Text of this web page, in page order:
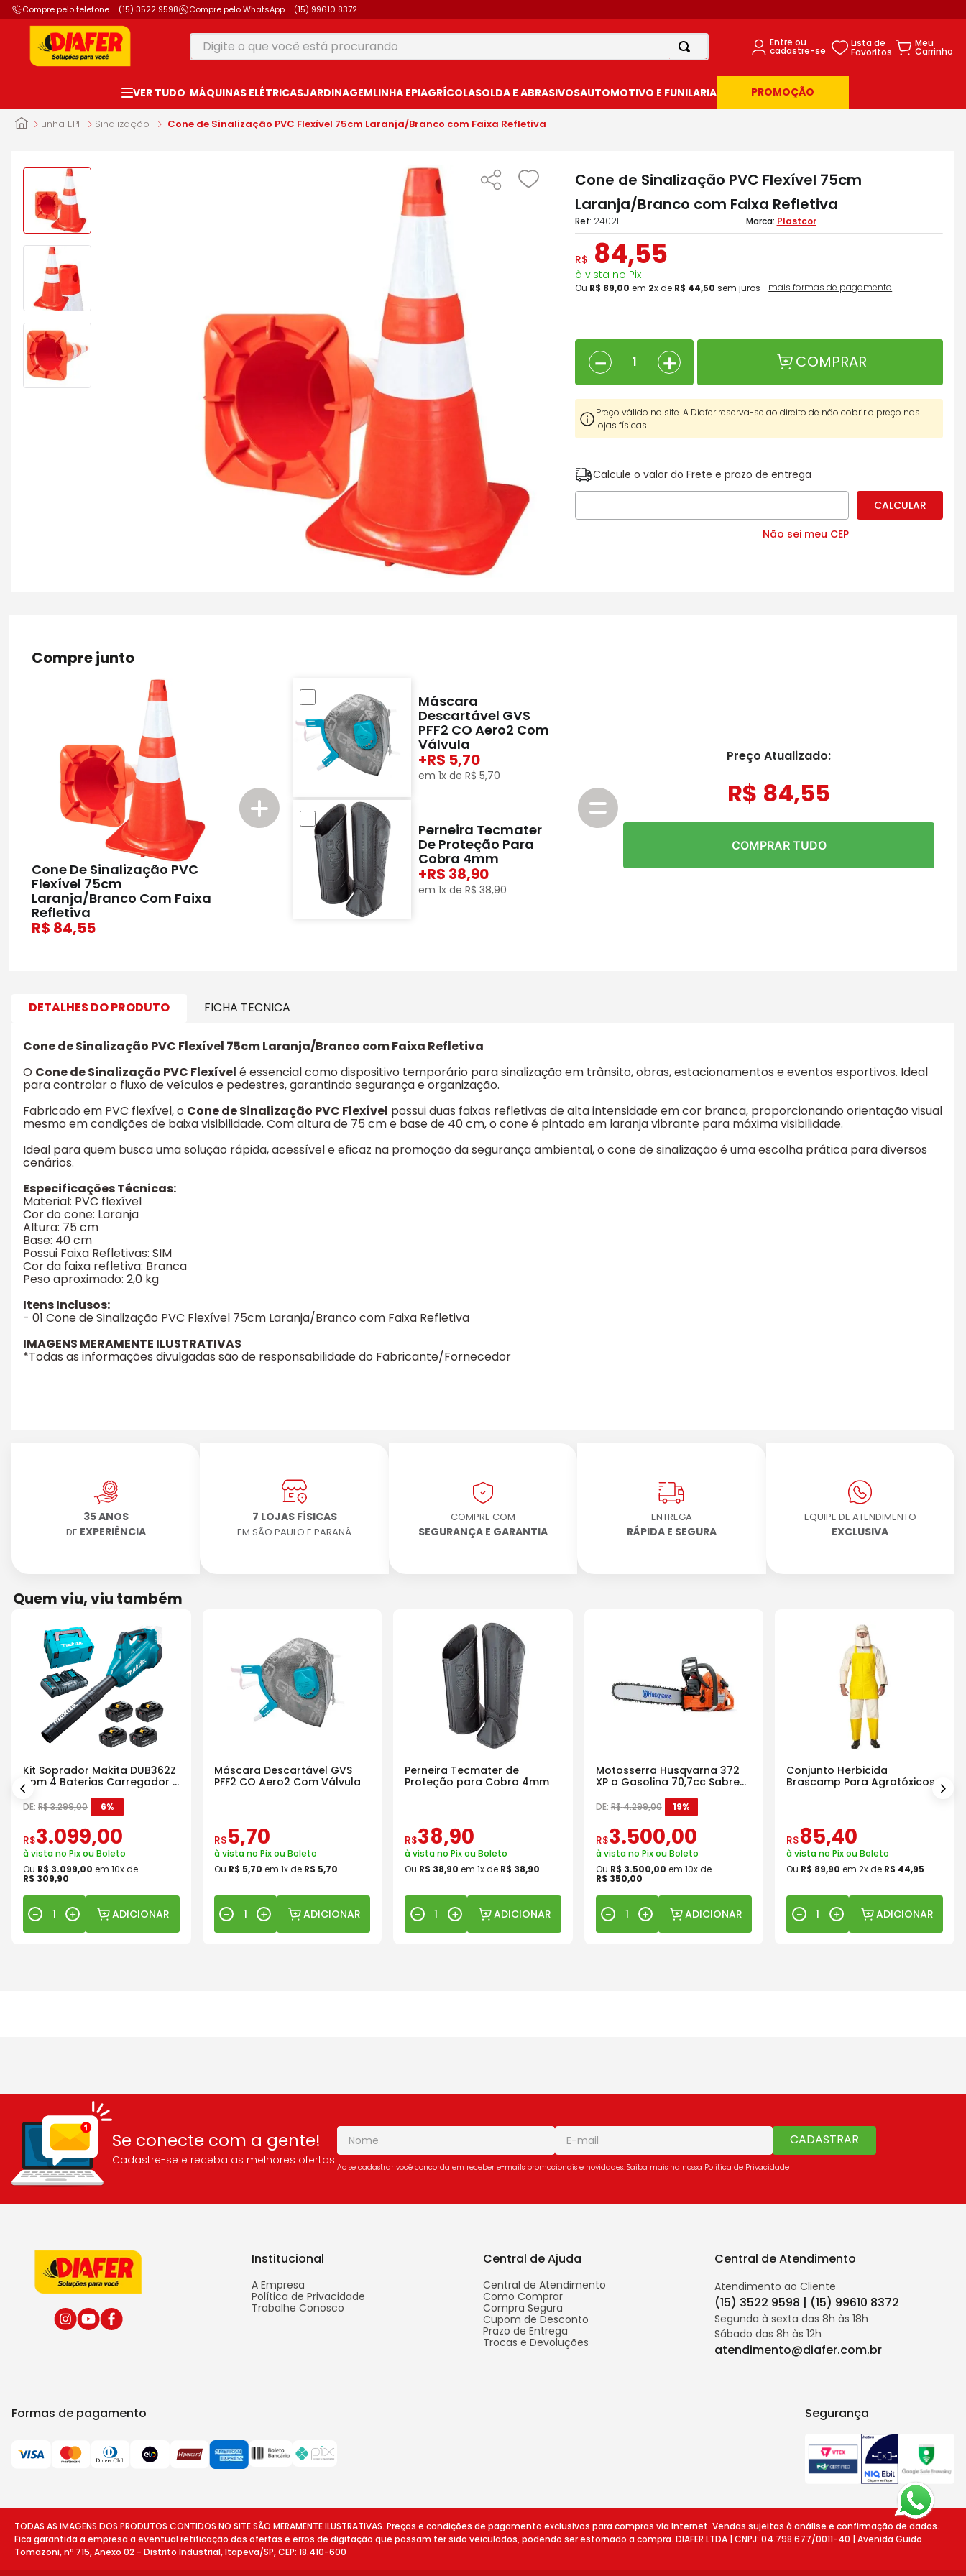
Compre pelo telefone (15) 3522 9598 Compre pelo WhatsApp (15) 99610 8372
Digite o que você está procurando
MÁQUINAS ELÉTRICASJARDINAGEMLINHA EPIAGRÍCOLASOLDA E ABRASIVOSAUTOMOTIVO E FUNILARIA PROMOÇÃO
Linha EPI Sinalização Cone de Sinalização PVC Flexível 75cm Laranja/Branco com Faixa Refletiva
Cone de Sinalização PVC Flexível 75cm
Laranja/Branco com Faixa Refletiva
: 24021 Plastcor
R$ 84,55
à vista no Pix
Ou R$ 89,00 em 2x de R$ 44,50 sem juros mais formas de pagamento
＋
－ COMPRAR
Preço válido no site. A Diafer reserva-se ao direito de não cobrir o preço nas
lojas físicas.
Calcule o valor do Frete e prazo de entrega
Não sei meu CEP
Compre junto
Cone De Sinalização PVC
Flexível 75cm
Laranja/Branco Com Faixa
Refletiva
84,55
Máscara
Descartável GVS
PFF2 CO Aero2 Com
Válvula
+ 5,70
em1x deR$ 5,70
Perneira Tecmater
De Proteção Para
Cobra 4mm
+ 38,90
em1x deR$ 38,90
Preço Atualizado:
R$ 84,55
COMPRAR TUDO
DETALHES DO PRODUTO FICHA TECNICA
Cone de Sinalização PVC Flexível 75cm Laranja/Branco com Faixa Refletiva
O Cone de Sinalização PVC Flexível é essencial como dispositivo temporário para sinalização em trânsito, obras, estacionamentos e eventos esportivos. Ideal
para controlar o fluxo de veículos e pedestres, garantindo segurança e organização.
Fabricado em PVC flexível, o Cone de Sinalização PVC Flexível possui duas faixas refletivas de alta intensidade em cor branca, proporcionando orientação visual
mesmo em condições de baixa visibilidade. Com altura de 75 cm e base de 40 cm, o cone é pintado em laranja vibrante para máxima visibilidade.
Ideal para quem busca uma solução rápida, acessível e eficaz na promoção da segurança ambiental, o cone de sinalização é uma escolha prática para diversos
cenários.
Especificações Técnicas:
Material: PVC flexível
Cor do cone: Laranja
Altura: 75 cm
Base: 40 cm
Possui Faixa Refletivas: SIM
Cor da faixa refletiva: Branca
Peso aproximado: 2,0 kg
Itens Inclusos:
- 01 Cone de Sinalização PVC Flexível 75cm Laranja/Branco com Faixa Refletiva
IMAGENS MERAMENTE ILUSTRATIVAS
*Todas as informações divulgadas são de responsabilidade do Fabricante/Fornecedor
35 ANOS
DE EXPERIÊNCIA
7 LOJAS FÍSICAS
EM SÃO PAULO E PARANÁ
COMPRE COM
SEGURANÇA E GARANTIA
ENTREGA
RÁPIDA E SEGURA
EQUIPE DE ATENDIMENTO
EXCLUSIVA
Quem viu, viu também
Kit Soprador Makita DUB362Z
com 4 Baterias Carregador e
Maleta
DE: R$3.299,00 6%
R$3.099,00
à vista no Pix ou Boleto
Ou R$ 3.099,00 em 10x de
R$ 309,90
＋
－ ADICIONAR
Máscara Descartável GVS
PFF2 CO Aero2 Com Válvula
R$5,70
à vista no Pix ou Boleto
Ou R$ 5,70 em 1x de R$ 5,70
＋
－ ADICIONAR
Perneira Tecmater de
Proteção para Cobra 4mm
R$38,90
à vista no Pix ou Boleto
Ou R$ 38,90 em1x de R$ 38,90
＋
－ ADICIONAR
Motosserra Husqvarna 372
XP a Gasolina 70,7cc Sabre
DE:R$4.299,00 19%
R$3.500,00
à vista no Pix ou Boleto
Ou R$ 3.500,00 em 10x de
R$ 350,00
＋
－ ADICIONAR
Conjunto Herbicida
Brascamp Para Agrotóxicos
30 Lavagens
R$85,40
à vista no Pix ou Boleto
Ou R$ 89,90 em2x de R$ 44,95
＋
－ ADICIONAR
Se conecte com a gente!
Cadastre-se e receba as melhores ofertas:
CADASTRAR
Ao se cadastrar você concorda em receber e-mails promocionais e novidades. Saiba mais na nossa Politica de Privacidade
Institucional
A Empresa
Política de Privacidade
Trabalhe Conosco
Central de Ajuda
Central de Atendimento
Como Comprar
Compra Segura
Cupom de Desconto
Prazo de Entrega
Trocas e Devoluções
Central de Atendimento
Atendimento ao Cliente
(15) 3522 9598 | (15) 99610 8372
Segunda à sexta das 8h às 18h
Sábado das 8h às 12h
atendimento@diafer.com.br
Formas de pagamento Segurança
TODAS AS IMAGENS DOS PRODUTOS CONTIDOS NO SITE SÃO MERAMENTE ILUSTRATIVAS. Preços e condições de pagamento exclusivos para compras via Internet. Vendas sujeitas à análise e confirmação de dados.
Fica garantida a empresa a eventual retificação das ofertas e erros de digitação que possam ter sido veiculados, podendo ser estornado a compra. DIAFER LTDA | CNPJ: 04.798.677/0011-40 | Avenida Guido
Tomazoni, nº 715, Anexo 02 - Distrito Industrial, Itapeva/SP, CEP: 18.410-600
1º
motosserra
2º
vonixx